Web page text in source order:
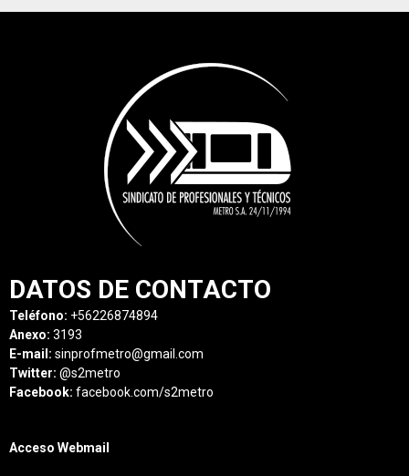
DATOS DE CONTACTO
Teléfono: +56226874894
Anexo: 3193
E-mail: sinprofmetro@gmail.com
Twitter: @s2metro
Facebook: facebook.com/s2metro
Acceso Webmail